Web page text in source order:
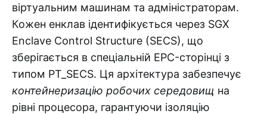
віртуальним машинам та адміністраторам.
Кожен енклав ідентифікується через SGX
Enclave Control Structure (SECS), що
зберігається в спеціальній EPC-сторінці з
типом PT_SECS. Ця архітектура забезпечує
контейнеризацію робочих середовищ на
рівні процесора, гарантуючи ізоляцію